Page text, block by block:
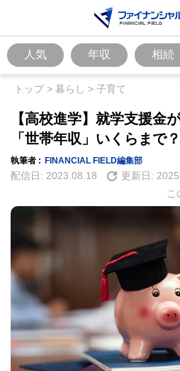
人気 年収 相続
トップ> 暮らし > 子育て
【高校進学】就学支援金
「世帯年収」いくらまで？
執筆者 : FINANCIAL FIELD編集部
配信日: 2023.08.18 更新日:
こ